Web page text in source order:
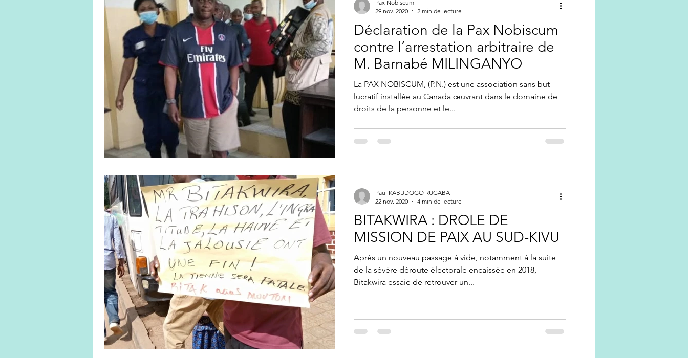
Déclaration de la Pax Nobiscum
contre l’arrestation arbitraire de
M. Barnabé MILINGANYO
La PAX NOBISCUM, (P.N.) est une association sans but
lucratif installée au Canada œuvrant dans le domaine de
droits de la personne et le...
Pax Nobiscum
29 nov. 2020
2 min de lecture
BITAKWIRA : DROLE DE
MISSION DE PAIX AU SUD-KIVU
Après un nouveau passage à vide, notamment à la suite
de la sévère déroute électorale encaissée en 2018,
Bitakwira essaie de retrouver un...
Paul KABUDOGO RUGABA
22 nov. 2020
4 min de lecture